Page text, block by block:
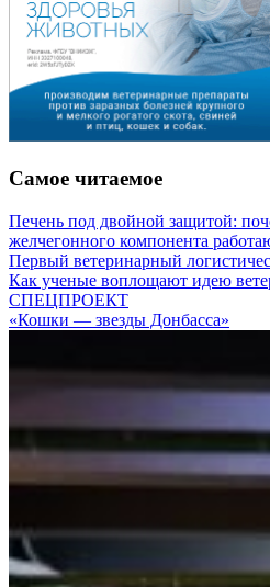
Самое читаемое
Печень под двойной защитой:
желчегонного компонента
Первый ветеринарный
Как ученые воплощают идею
СПЕЦПРОЕКТ
«Кошки — звезды Донбасса»